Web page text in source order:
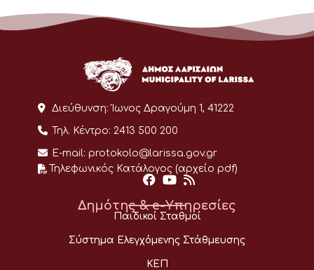
Διεύθυνση: Ίωνος Δραγούμη 1, 41222
Τηλ. Κέντρο: 2413 500 200
E-mail: protokolo@larissa.gov.gr
Τηλεφωνικός Κατάλογος (αρχείο pdf)
Δημότης & e-Υπηρεσίες
Παιδικοί Σταθμοί
Σύστημα Ελεγχόμενης Στάθμευσης
ΚΕΠ